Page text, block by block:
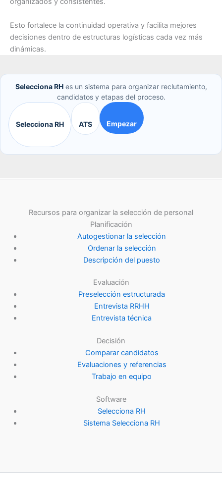
Esto fortalece la continuidad operativa y facilita mejores
decisiones dentro de estructuras logísticas cada vez más
dinámicas.
Selecciona RHes un sistema para organizar reclutamiento,
candidatos y etapas del proceso.
Selecciona RH ATS Empezar
Recursos para organizar la selección de personal
Planificación
Autogestionar la selección
Ordenar la selección
Descripción del puesto
Evaluación
Preselección estructurada
Entrevista RRHH
Entrevista técnica
Decisión
Comparar candidatos
Evaluaciones y referencias
Trabajo en equipo
Software
Selecciona RH
Sistema Selecciona RH